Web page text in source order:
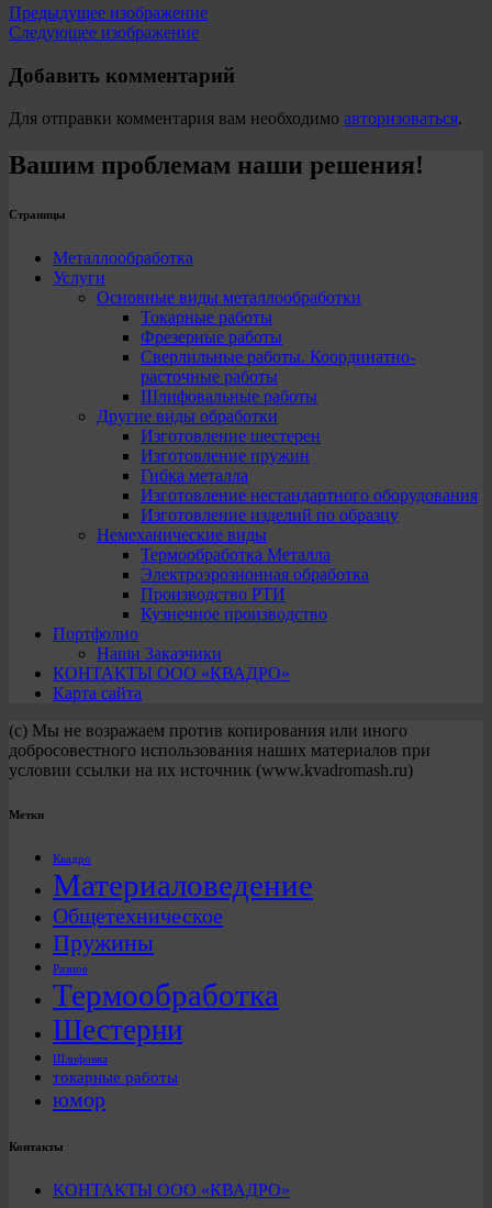
Предыдущее изображение
Следующее изображение
Добавить комментарий
Для отправки комментария вам необходимо авторизоваться.
Вашим проблемам наши решения!
Страницы
Металлообработка
Услуги
Основные виды металлообработки
Токарные работы
Фрезерные работы
Сверлильные работы. Координатно-
расточные работы
Шлифовальные работы
Другие виды обработки
Изготовление шестерен
Изготовление пружин
Гибка металла
Изготовление нестандартного оборудования
Изготовление изделий по образцу
Немеханические виды
Термообработка Металла
Электроэрозионная обработка
Производство РТИ
Кузнечное производство
Портфолио
Наши Заказчики
КОНТАКТЫ ООО «КВАДРО»
Карта сайта
(с) Мы не возражаем против копирования или иного
добросовестного использования наших материалов при
условии ссылки на их источник (www.kvadromash.ru)
Метки
Квадро
Материаловедение
Общетехническое
Пружины
Разное
Термообработка
Шестерни
Шлифовка
токарные работы
юмор
Контакты
КОНТАКТЫ ООО «КВАДРО»